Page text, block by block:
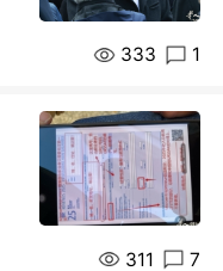
333 1
311 7